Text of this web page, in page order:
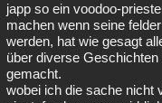
japp so ein voodoo-
machen wenn seine
werden, hat wie gesagt
über diverse
gemacht.
wobei ich die sache nicht